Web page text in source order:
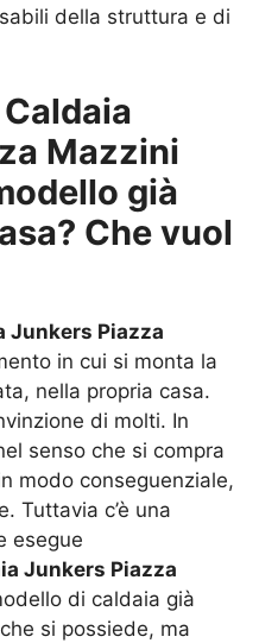
della struttura e di
Mazzini
già
Che vuol
Junkers Piazza
in cui si monta la
nella propria casa.
di molti. In
senso che si compra
modo conseguenziale,
Tuttavia c’è una
esegue
Junkers Piazza
di caldaia già
si possiede, ma